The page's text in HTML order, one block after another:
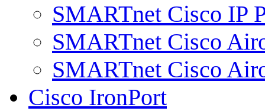
SMARTnet Cisco IP
SMARTnet Cisco
SMARTnet Cisco
Cisco IronPort